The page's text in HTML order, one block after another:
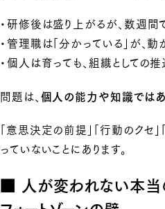
・研修後は盛り上がるが、数週間
・管理職は「分かっている」が、動
・個人は育っても、組織としての
問題は、 個人の能力や知識ではあ
「意思決定の前提」「行動のクセ
っていないことにあります。
■ 人が変われない本